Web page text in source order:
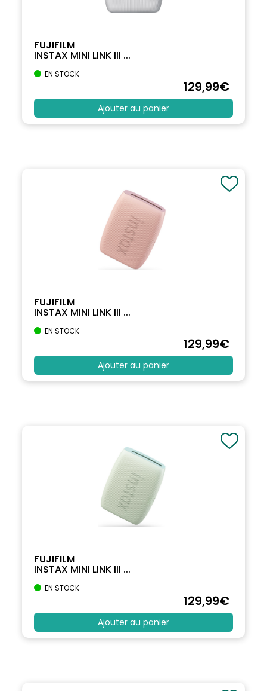
FUJIFILM
INSTAX MINI LINK III ...
EN STOCK
129,99€
Ajouter au panier
FUJIFILM
INSTAX MINI LINK III ...
EN STOCK
129,99€
Ajouter au panier
FUJIFILM
INSTAX MINI LINK III ...
EN STOCK
129,99€
Ajouter au panier